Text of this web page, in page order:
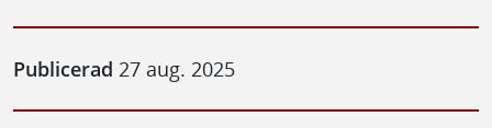
Publicerad 27 aug. 2025